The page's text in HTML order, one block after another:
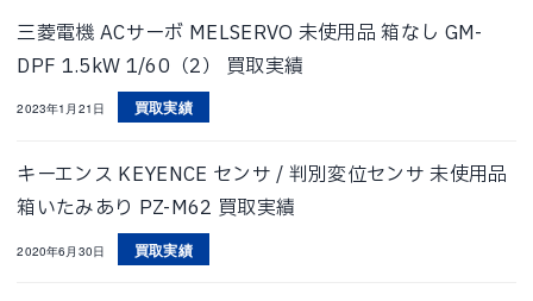
三菱電機 ACサーボ MELSERVO 未使用品 箱なし GM-
DPF 1.5kW 1/60（2） 買取実績
2023年1月21日 買取実績
キーエンス KEYENCE センサ / 判別変位センサ 未使用品
箱いたみあり PZ-M62 買取実績
2020年6月30日 買取実績